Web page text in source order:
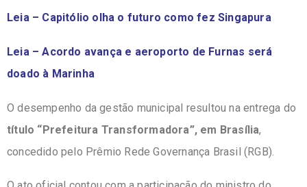
Leia – Capitólio olha o futuro como fez Singapura
Leia – Acordo avança e aeroporto de Furnas será
doado à Marinha
O desempenho da gestão municipal resultou na entrega do
título “Prefeitura Transformadora”, em Brasília,
concedido pelo Prêmio Rede Governança Brasil (RGB).